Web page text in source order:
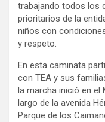
trabajando todos los
prioritarios de la
niños con
y respeto.
En esta caminata
con TEA y sus
la marcha inició en el
largo de la avenida
Parque de los